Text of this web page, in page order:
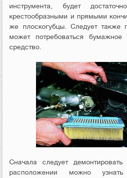
инструмента, будет
крестообразными и прямыми
же плоскогубцы. Следует также
может потребоваться
средство.
Сначала следует
расположении можно